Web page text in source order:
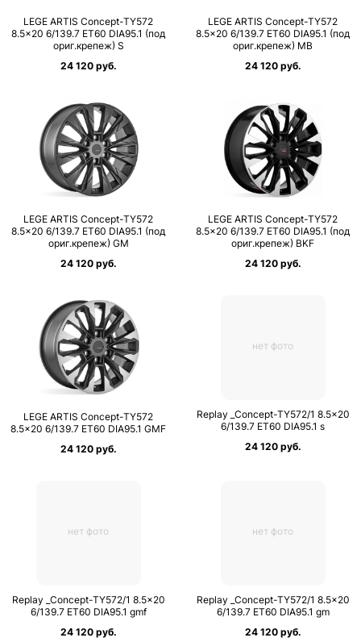
LEGE ARTIS Concept-TY572
8.5×20 6/139.7 ET60 DIA95.1 (под
ориг.крепеж) S
24 120 руб.
LEGE ARTIS Concept-TY572
8.5×20 6/139.7 ET60 DIA95.1 (под
ориг.крепеж) MB
24 120 руб.
LEGE ARTIS Concept-TY572
8.5×20 6/139.7 ET60 DIA95.1 (под
ориг.крепеж) GM
24 120 руб.
LEGE ARTIS Concept-TY572
8.5×20 6/139.7 ET60 DIA95.1 (под
ориг.крепеж) BKF
24 120 руб.
LEGE ARTIS Concept-TY572
8.5×20 6/139.7 ET60 DIA95.1 GMF
24 120 руб.
нет фото
Replay _Concept-TY572/1 8.5×20
6/139.7 ET60 DIA95.1 s
24 120 руб.
нет фото
Replay _Concept-TY572/1 8.5×20
6/139.7 ET60 DIA95.1 gmf
24 120 руб.
нет фото
Replay _Concept-TY572/1 8.5×20
6/139.7 ET60 DIA95.1 gm
24 120 руб.